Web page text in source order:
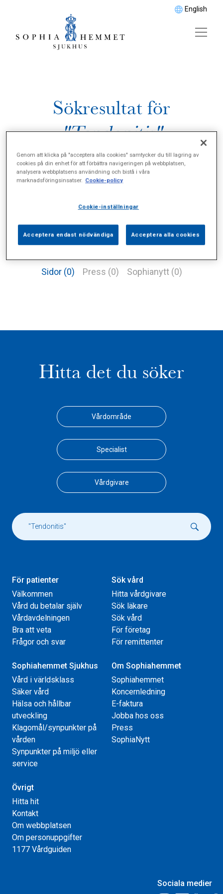
English
Sökresultat för
"Tendonitis"
Sidor (0) Press (0) Sophianytt (0)
Hitta det du söker
Vårdområde
Specialist
Vårdgivare
För patienter
Välkommen
Vård du betalar själv
Vårdavdelningen
Bra att veta
Frågor och svar
Sök vård
Hitta vårdgivare
Sök läkare
Sök vård
För företag
För remittenter
Sophiahemmet Sjukhus
Vård i världsklass
Säker vård
Hälsa och hållbar
utveckling
Klagomål/synpunkter på
vården
Synpunkter på miljö eller
service
Om Sophiahemmet
Sophiahemmet
Koncernledning
E-faktura
Jobba hos oss
Press
SophiaNytt
Övrigt
Hitta hit
Kontakt
Om webbplatsen
Om personuppgifter
1177 Vårdguiden
Sociala medier
Genom att klicka på "acceptera alla cookies" samtycker du till lagring av
cookies på din enhet för att förbättra navigeringen på webbplatsen,
analysera webbplatsens användning och bistå i våra
marknadsföringsinsatser. Cookie-policy
Cookie-inställningar
Acceptera endast nödvändiga Acceptera alla cookies